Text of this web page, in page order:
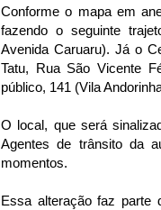
Conforme o mapa em
fazendo o seguinte
Avenida Caruaru). Já o
Tatu, Rua São Vicente
público, 141 (Vila
O local, que será
Agentes de trânsito da
momentos.
Essa alteração faz parte